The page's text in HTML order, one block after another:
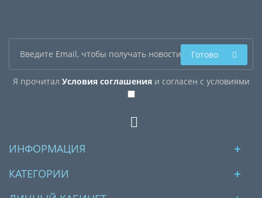
Я прочитал Условия соглашенияи согласен с условиями
Готово
ИНФОРМАЦИЯ
КАТЕГОРИИ